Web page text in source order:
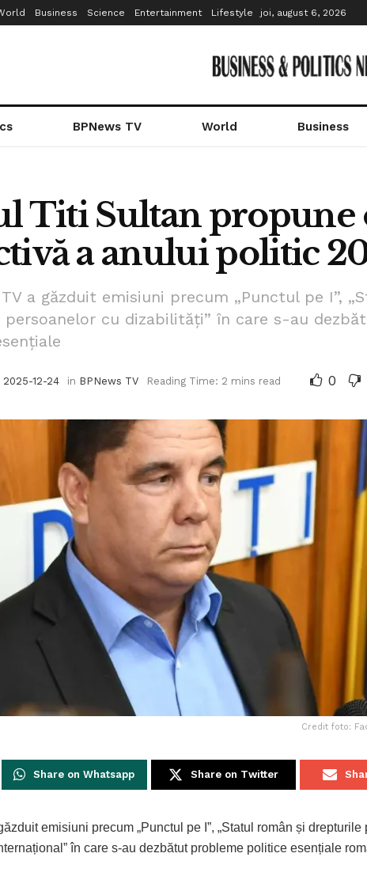
Business Science Entertainment Lifestyle joi, august 6, 2026
BPNews TV World Business
Titi Sultan propune
a anului politic
a găzduit emisiuni precum „Punctul pe I”,
cu dizabilități” în care s-au
2025-12-24 in BPNews TV Reading Time: 2 mins read 0
Credit foto:
Share on Whatsapp Share on Twitter
emisiuni precum „Punctul pe I”, „Statul român și drepturile
în care s-au dezbătut probleme politice esențiale